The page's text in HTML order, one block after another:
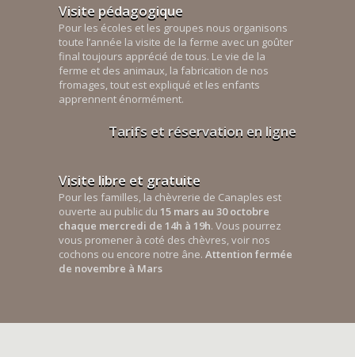
Visite pédagogique
Pour les écoles et les groupes nous organisons
toute l’année la visite de la ferme avec un goûter
final toujours apprécié de tous. Le vie de la
ferme et des animaux, la fabrication de nos
fromages, tout est expliqué et les enfants
apprennent énormément.
Tarifs et réservation en ligne
Visite libre et gratuite
Pour les familles, la chèvrerie de Canaples est
ouverte au public du 15 mars au 30 octobre
chaque mercredi de 14h à 19h. Vous pourrez
vous promener à coté des chèvres, voir nos
cochons ou encore notre âne. Attention fermée
de novembre à Mars